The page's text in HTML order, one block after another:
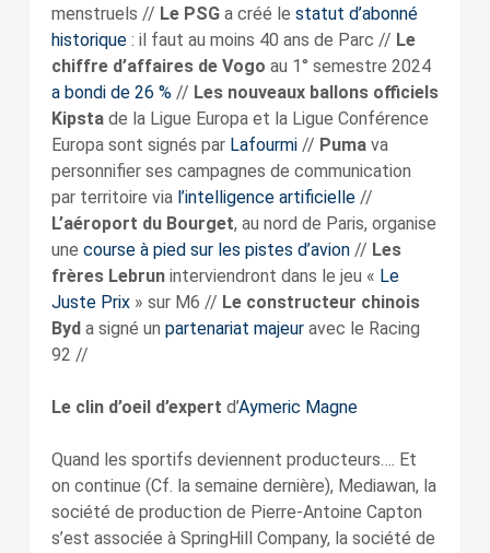
menstruels // Le PSG a créé le statut d’abonné
historique: il faut au moins 40 ans de Parc // Le
chiffre d’affaires de Vogo au 1° semestre 2024
a bondi de 26 % // Les nouveaux ballons officiels
Kipstade la Ligue Europa et la Ligue Conférence
Europa sont signés par Lafourmi// Pumava
personnifier ses campagnes de communication
par territoire via l’intelligence artificielle//
L’aéroport du Bourget, au nord de Paris, organise
une course à pied sur les pistes d’avion// Les
frères Lebrun interviendront dans le jeu « Le
Juste Prix» sur M6 // Le constructeur chinois
Byd a signé un partenariat majeur avec le Racing
92 //
Le clin d’oeil d’expert d’Aymeric Magne
Quand les sportifs deviennent producteurs…. Et
on continue (Cf. la semaine dernière), Mediawan, la
société de production de Pierre-Antoine Capton
s’est associée à SpringHill Company, la société de